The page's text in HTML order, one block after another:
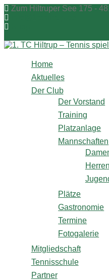
Zum
Inhalt
springen
Zum Hiltruper See 175 -
Home
Aktuelles
Der Club
Der Vorstand
Training
Platzanlage
Mannschaften
Plätze
Gastronomie
Termine
Fotogalerie
Mitgliedschaft
Tennisschule
Partner